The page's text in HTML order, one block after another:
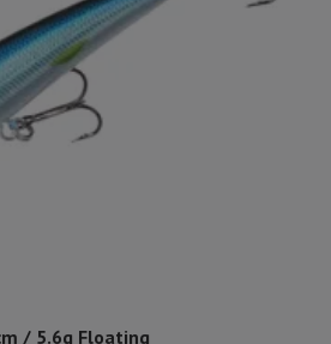
/ 5.6g Floating